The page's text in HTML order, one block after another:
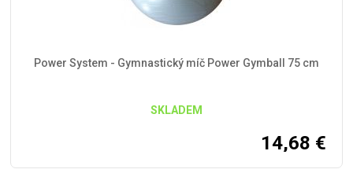
Power System - Gymnastický míč Power Gymball 75 cm
SKLADEM
14,68 €